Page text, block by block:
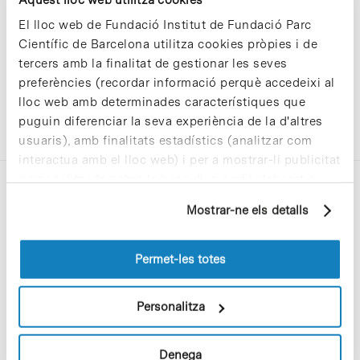
El lloc web de Fundació Institut de Fundació Parc
Científic de Barcelona utilitza cookies pròpies i de
tercers amb la finalitat de gestionar les seves
preferències (recordar informació perquè accedeixi al
lloc web amb determinades característiques que
puguin diferenciar la seva experiència de la d'altres
usuaris), amb finalitats estadístics (analitzar com
interactua amb el lloc web) i per a mostrar-li publicitat
personalitzada sobre la base d'un perfil elaborat a
pàgines visitades). Per a obtenir més informació sobre
les cookies pot consultar laPolítica de cookiesdel
Mostrar-ne els detalls
Permet-les totes
Personalitza
Denega
C/Baldiri Reixac, 4-12 i 15